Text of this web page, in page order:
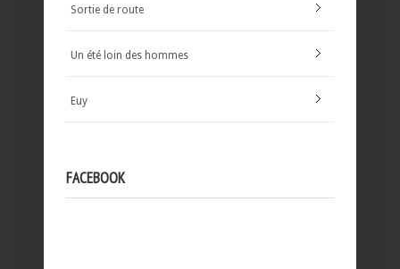
Sortie de route
Un été loin des hommes
Euy
FACEBOOK